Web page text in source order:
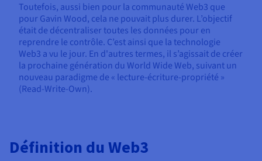
Toutefois, aussi bien pour la communauté Web3 que
pour Gavin Wood, cela ne pouvait plus durer. L’objectif
était de décentraliser toutes les données pour en
reprendre le contrôle. C’est ainsi que la technologie
Web3 a vu le jour. En d'autres termes, il s’agissait de créer
la prochaine génération du World Wide Web, suivant un
nouveau paradigme de « lecture-écriture-propriété »
(Read-Write-Own).
Définition du Web3